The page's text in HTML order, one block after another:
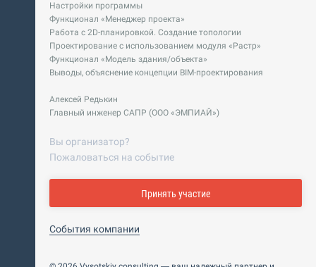
Настройки программы
Функционал «Менеджер проекта»
Работа с 2D-планировкой. Создание топологии
Проектирование с использованием модуля «Растр»
Функционал «Модель здания/объекта»
Выводы, объяснение концепции BIM-проектирования
Алексей Редькин
Главный инженер САПР (ООО «ЭМПИАЙ»)
Вы организатор?
Пожаловаться на событие
Принять участие
События компании